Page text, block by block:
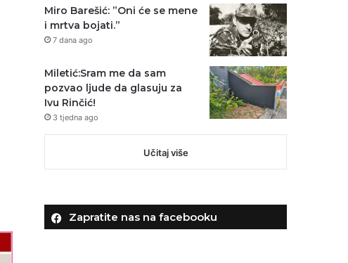
Miro Barešić: ”Oni će se mene
i mrtva bojati.”
7 dana ago
Miletić:Sram me da sam
pozvao ljude da glasuju za
Ivu Rinčić!
3 tjedna ago
Učitaj više
Zapratite nas na facebooku